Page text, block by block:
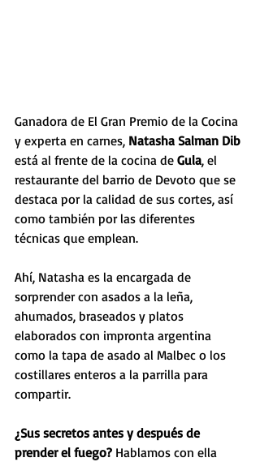
Ganadora de El Gran Premio de la Cocina
y experta en carnes, Natasha Salman Dib
está al frente de la cocina de Gula, el
restaurante del barrio de Devoto que se
destaca por la calidad de sus cortes, así
como también por las diferentes
técnicas que emplean.
Ahí, Natasha es la encargada de
sorprender con asados a la leña,
ahumados, braseados y platos
elaborados con impronta argentina
como la tapa de asado al Malbec o los
costillares enteros a la parrilla para
compartir.
¿Sus secretos antes y después de
prender el fuego? Hablamos con ella